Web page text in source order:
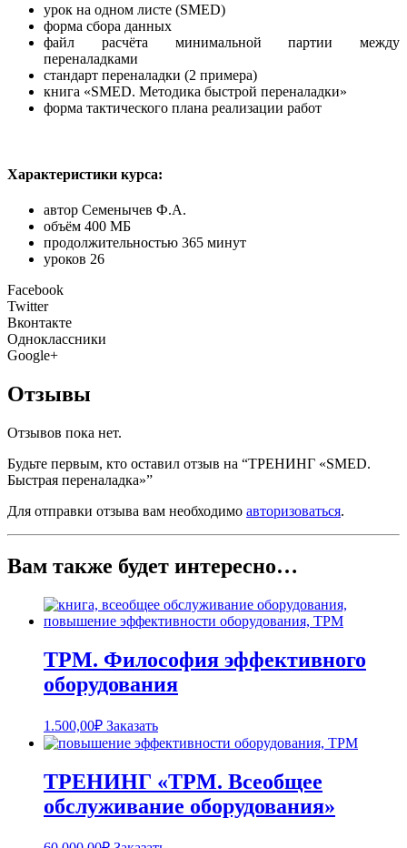
урок на одном листе (SMED)
форма сбора данных
файл расчёта минимальной партии между
переналадками
стандарт переналадки (2 примера)
книга «SMED. Методика быстрой переналадки»
форма тактического плана реализации работ
Характеристики курса:
автор Семенычев Ф.А.
объём 400 МБ
продолжительностью 365 минут
уроков 26
Facebook
Twitter
Вконтакте
Одноклассники
Google+
Отзывы
Отзывов пока нет.
Будьте первым, кто оставил отзыв на “ТРЕНИНГ «SMED.
Быстрая переналадка»”
Для отправки отзыва вам необходимо авторизоваться.
Вам также будет интересно…
TPM. Философия эффективного
оборудования
1.500,00₽ Заказать
ТРЕНИНГ «TPM. Всеобщее
обслуживание оборудования»